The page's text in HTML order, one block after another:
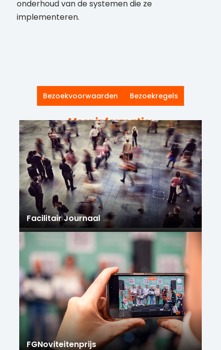
onderhoud van de systemen die ze
implementeren.
Bezoekvoorwaarden Bezoekregels
Meer informatie:
Facilitair Journaal
FGNoviteitenprijs